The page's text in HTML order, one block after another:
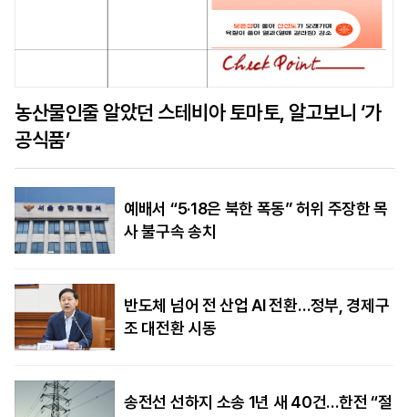
농산물인줄 알았던 스테비아 토마토, 알고보니 ‘가
공식품’
예배서 “5·18은 북한 폭동” 허위 주장한 목
사 불구속 송치
반도체 넘어 전 산업 AI 전환…정부, 경제구
조 대전환 시동
송전선 선하지 소송 1년 새 40건…한전 “절